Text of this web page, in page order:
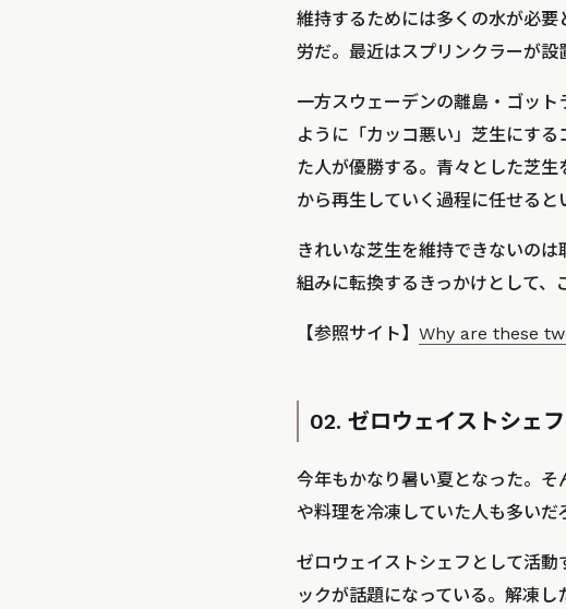
維持するためには多くの水が必
労だ。最近はスプリンクラーが設
一方スウェーデンの離島・ゴッ
ように「カッコ悪い」芝生にす
た人が優勝する。青々とした芝
から再生していく過程に任せると
きれいな芝生を維持できないの
組みに転換するきっかけとして、
【参照サイト】 Why are these
02. ゼロウェイストシェ
今年もかなり暑い夏となった。
や料理を冷凍していた人も多いだ
ゼロウェイストシェフとして活
ックが話題になっている。解凍